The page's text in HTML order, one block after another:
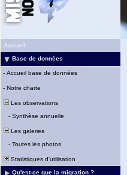
Accueil
Base de données
- Accueil base de données
- Notre charte
Les observations
- Synthèse annuelle
Les galeries
- Toutes les photos
Statistiques d'utilisation
Qu'est-ce que la migration ?